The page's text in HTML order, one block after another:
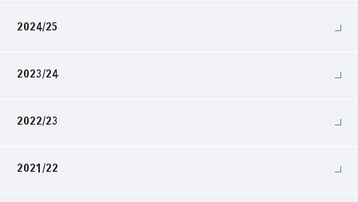
2024/25
2023/24
2022/23
2021/22